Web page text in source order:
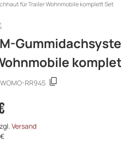
für Trailer Wohnmobile komplett Set
WOMO-RR945
Versand